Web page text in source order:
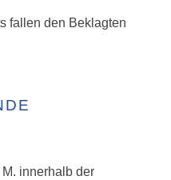
fallen den Beklagten
innerhalb der